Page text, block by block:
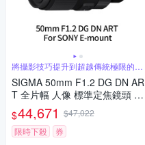
將攝影技巧提升到超越傳統極限的水
準
SIGMA 50mm F1.2 DG DN AR
T 全片幅 人像 標準定焦鏡頭 F
or SONY E-mount (公司貨)
$44,671 $47,022
限時下殺
券